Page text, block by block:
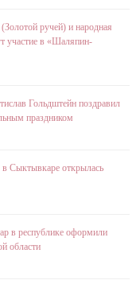
ручей) и народная
участие в «Шаляпин-
Гольдштейн поздравил
праздником
в Сыктывкаре открылась
в республике оформили
области